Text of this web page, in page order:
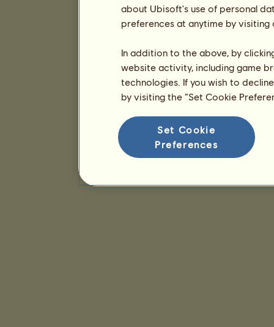
about Ubisoft's use of personal
preferences at anytime by
In addition to the above, by
website activity, including game
technologies. If you wish to
by visiting the “Set Cookie
Set Cookie
Preferences